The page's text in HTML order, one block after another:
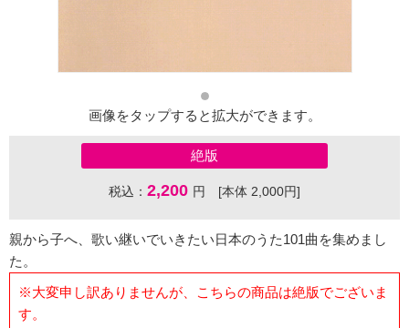
画像をタップすると拡大ができます。
絶版
税込： 2,200 円 [本体 2,000円]
親から子へ、歌い継いでいきたい日本のうた101曲を集めまし
た。
※大変申し訳ありませんが、こちらの商品は絶版でございま
す。